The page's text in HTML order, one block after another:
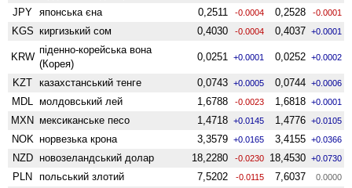
JPY японська єна 0,2511 -0.0004 0,2528 -0.0001
KGS киргизький сом 0,4030 -0.0004 0,4037 +0.0001
KRW
піденно-корейська вона
(Корея)
0,0251 +0.0001 0,0252 +0.0002
KZT казахстанський тенге 0,0743 +0.0005 0,0744 +0.0006
MDL молдовський лей 1,6788 -0.0023 1,6818 +0.0001
MXN мексиканське песо 1,4718 +0.0145 1,4776 +0.0105
NOK норвезька крона 3,3579 +0.0165 3,4155 +0.0366
NZD ново­зеландський долар 18,2280 -0.0230 18,4530 +0.0730
PLN польський злотий 7,5202 -0.0115 7,6037 0.0000